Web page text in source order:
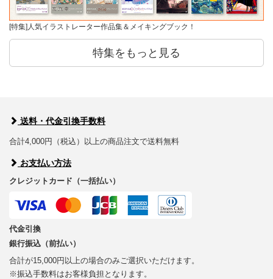
[特集]人気イラストレーター作品集＆メイキングブック！
特集をもっと見る
送料・代金引換手数料
合計4,000円（税込）以上の商品注文で送料無料
お支払い方法
クレジットカード（一括払い）
代金引換
銀行振込（前払い）
合計が15,000円以上の場合のみご選択いただけます。
※振込手数料はお客様負担となります。